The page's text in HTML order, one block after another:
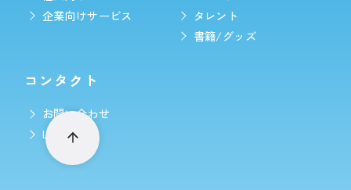
企業向けサービス
タレント
書籍/グッズ
コンタクト
お問い合わせ
LINE予約